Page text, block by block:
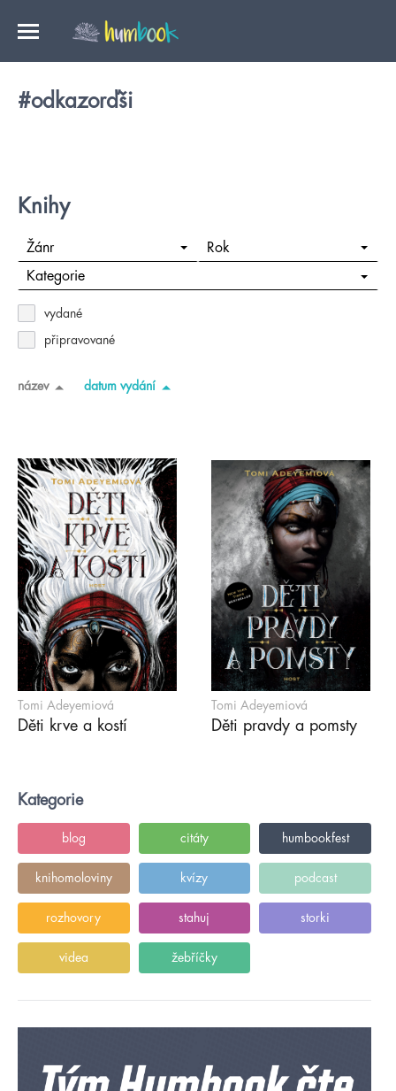
#odkazorďši
Knihy
Žánr Rok
Kategorie
vydané
připravované
název datum vydání
Tomi Adeyemiová
Děti krve a kostí
Tomi Adeyemiová
Děti pravdy a pomsty
Kategorie
blog citáty humbookfest
knihomoloviny kvízy podcast
rozhovory stahuj storki
videa žebříčky